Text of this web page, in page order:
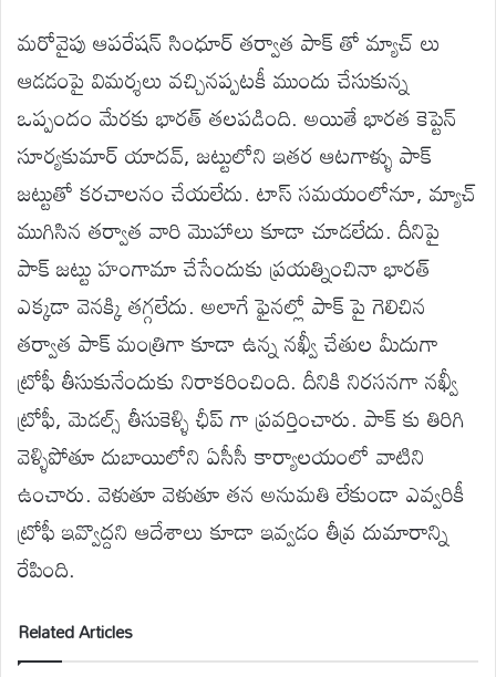
మరోవైపు ఆపరేషన్ సింధూర్ తర్వాత పాక్ తో మ్యాచ్ లు
ఆడడంపై విమర్శలు వచ్చినప్పటకీ ముందు చేసుకున్న
ఒప్పందం మేరకు భారత్ తలపడింది. అయితే భారత కెప్టెన్
సూర్యకుమార్ యాదవ్, జట్టులోని ఇతర ఆటగాళ్ళు పాక్
జట్టుతో కరచాలనం చేయలేదు. టాస్ సమయంలోనూ, మ్యాచ్
ముగిసిన తర్వాత వారి మొహాలు కూడా చూడలేదు. దీనిపై
పాక్ జట్టు హంగామా చేసేందుకు ప్రయత్నించినా భారత్
ఎక్కడా వెనక్కి తగ్గలేదు. అలాగే ఫైనల్లో పాక్ పై గెలిచిన
తర్వాత పాక్ మంత్రిగా కూడా ఉన్న నఖ్వీ చేతుల మీదుగా
ట్రోఫీ తీసుకునేందుకు నిరాకరించింది. దీనికి నిరసనగా నఖ్వీ
ట్రోఫీ, మెడల్స్ తీసుకెళ్ళి ఛీప్ గా ప్రవర్తించారు. పాక్ కు తిరిగి
వెళ్ళిపోతూ దుబాయిలోని ఏసీసీ కార్యాలయంలో వాటిని
ఉంచారు. వెళుతూ వెళుతూ తన అనుమతి లేకుండా ఎవ్వరికీ
ట్రోఫీ ఇవ్వొద్దని ఆదేశాలు కూడా ఇవ్వడం తీవ్ర దుమారాన్ని
రేపింది.
Related Articles